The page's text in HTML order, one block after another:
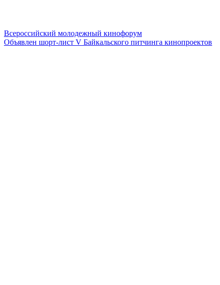
Всероссийский молодежный кинофорум
Объявлен шорт-лист V Байкальского питчинга кинопроектов